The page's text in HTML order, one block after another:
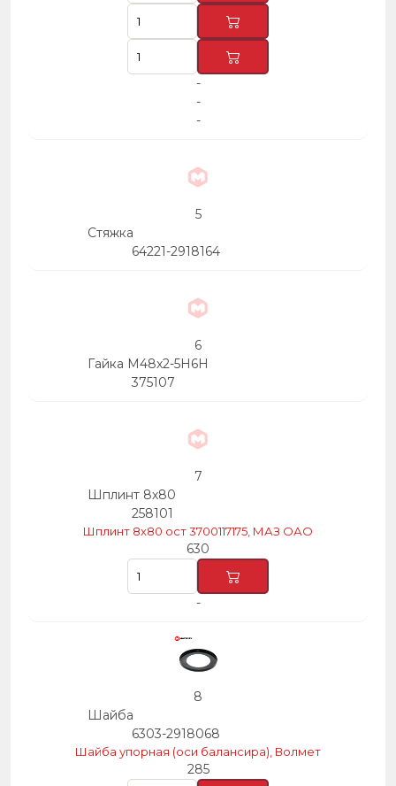
-
-
-
5
Стяжка
64221-2918164
6
Гайка М48х2-5Н6Н
375107
7
Шплинт 8х80
258101
Шплинт 8х80 ост 3700117175, МАЗ ОАО
630
-
8
Шайба
6303-2918068
Шайба упорная (оси балансира), Волмет
285